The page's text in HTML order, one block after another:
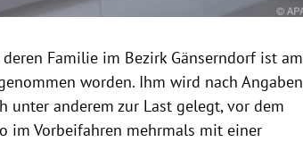
Familie im Bezirk Gänserndorf ist am
worden. Ihm wird nach Angaben
anderem zur Last gelegt, vor dem
im Vorbeifahren mehrmals mit einer